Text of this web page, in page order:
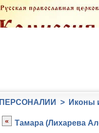
ПЕРСОНАЛИИ > Иконы
« Тамара (Лихарева